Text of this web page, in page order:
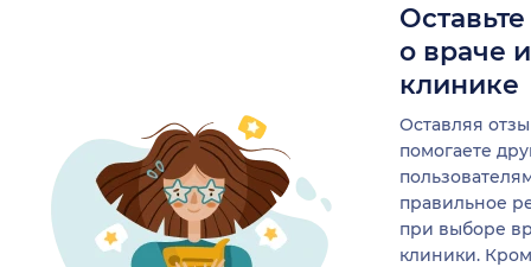
о враче
клинике
Оставляя
помогаете
правильное
при выборе
клиники.